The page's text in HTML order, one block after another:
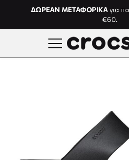
Μετάβαση στο περιεχόμενο
ΔΩΡΕΑΝ ΜΕΤΑΦΟΡΙΚΑγια
€60.